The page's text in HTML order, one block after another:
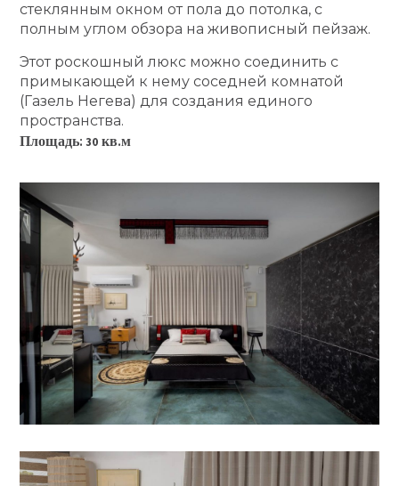
стеклянным окном от пола до потолка, с
полным углом обзора на живописный пейзаж.
Этот роскошный люкс можно соединить с
примыкающей к нему соседней комнатой
(Газель Негева) для создания единого
пространства.
Площадь: 30 кв.м